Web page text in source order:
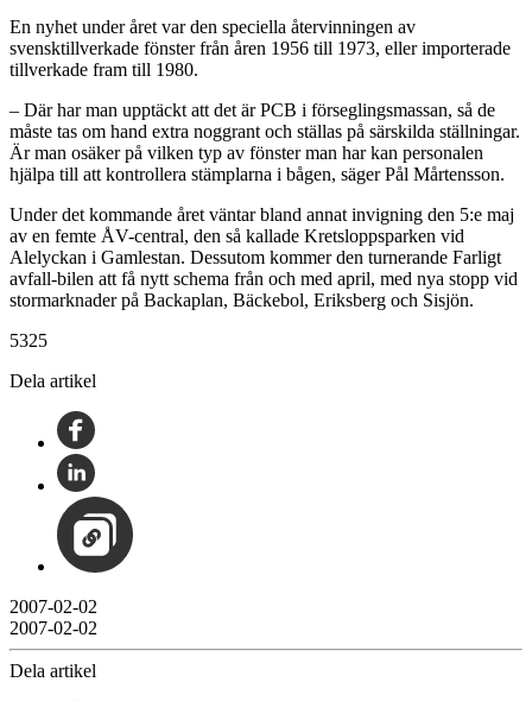
En nyhet under året var den speciella återvinningen av
svensktillverkade fönster från åren 1956 till 1973, eller importerade
tillverkade fram till 1980.
– Där har man upptäckt att det är PCB i förseglingsmassan, så de
måste tas om hand extra noggrant och ställas på särskilda ställningar.
Är man osäker på vilken typ av fönster man har kan personalen
hjälpa till att kontrollera stämplarna i bågen, säger Pål Mårtensson.
Under det kommande året väntar bland annat invigning den 5:e maj
av en femte ÅV-central, den så kallade Kretsloppsparken vid
Alelyckan i Gamlestan. Dessutom kommer den turnerande Farligt
avfall-bilen att få nytt schema från och med april, med nya stopp vid
stormarknader på Backaplan, Bäckebol, Eriksberg och Sisjön.
5325
Dela artikel
2007-02-02
2007-02-02
Dela artikel